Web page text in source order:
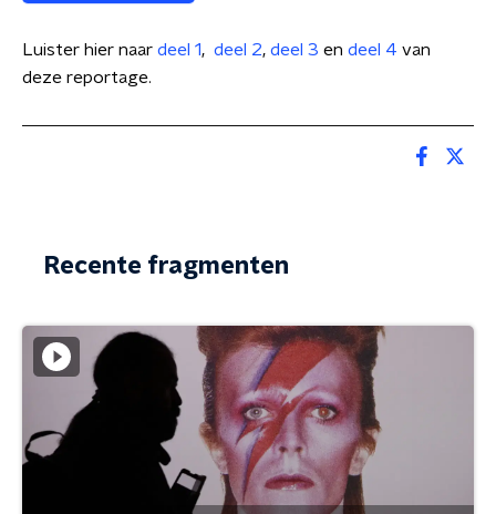
Luister hier naar deel 1, deel 2, deel 3 en deel 4 van
deze reportage.
Recente fragmenten